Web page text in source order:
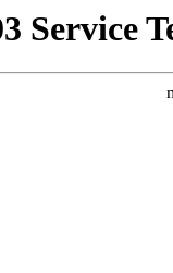
Service